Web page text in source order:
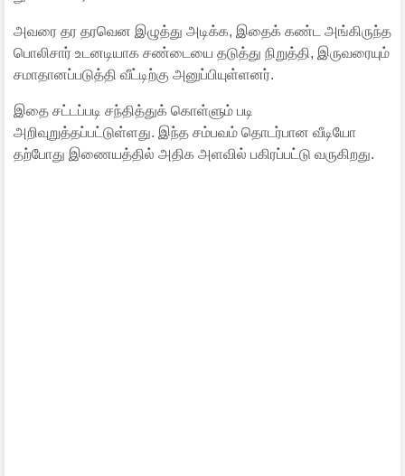
அவரை தர தரவென இழுத்து அடிக்க, இதைக் கண்ட அங்கிருந்த
பொலிசார் உடனடியாக சண்டையை தடுத்து நிறுத்தி, இருவரையும்
சமாதானப்படுத்தி வீட்டிற்கு அனுப்பியுள்ளனர்.
இதை சட்டப்படி சந்தித்துக் கொள்ளும் படி
அறிவுறுத்தப்பட்டுள்ளது. இந்த சம்பவம் தொடர்பான வீடியோ
தற்போது இணையத்தில் அதிக அளவில் பகிரப்பட்டு வருகிறது.